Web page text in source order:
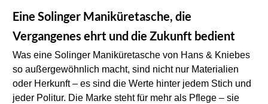
Eine Solinger Maniküretasche, die
Vergangenes ehrt und die Zukunft bedient
Was eine Solinger Maniküretasche von Hans & Kniebes
so außergewöhnlich macht, sind nicht nur Materialien
oder Herkunft – es sind die Werte hinter jedem Stich und
jeder Politur. Die Marke steht für mehr als Pflege – sie